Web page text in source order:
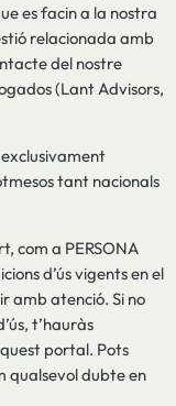
es facin a la nostra
relacionada amb
del nostre
(Lant Advisors,
tant nacionals
com a PERSONA
d’ús vigents en el
amb atenció. Si no
t’hauràs
portal. Pots
qualsevol dubte en